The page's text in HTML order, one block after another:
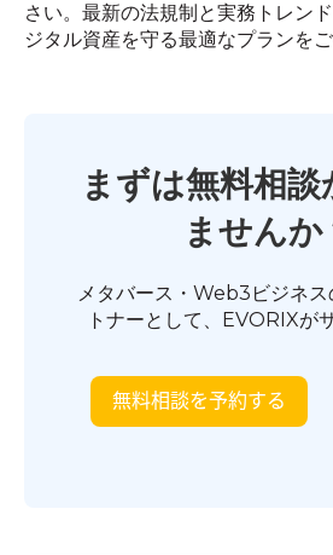
さい。最新の法規制と実務トレン
ジタル資産を守る最適なプランをご
まずは無料相
ませんか
メタバース・Web3ビジネス
トナーとして、EVORIXが